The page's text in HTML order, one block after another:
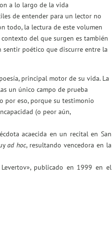
a lo largo de la vida
de entender para un lector no
todo, la lectura de este volumen
del que surgen es también
sentir poético que discurre entre la
principal motor de su vida. La
un único campo de prueba
por eso, porque su testimonio
(o peor aún,
acaecida en un recital en San
ad hoc, resultando vencedora en la
publicado en 1999 en el